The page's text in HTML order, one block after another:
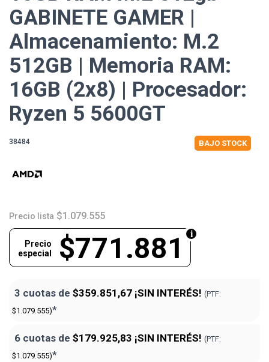
GABINETE GAMER |
Almacenamiento: M.2
512GB | Memoria RAM:
16GB (2x8) | Procesador:
Ryzen 5 5600GT
38484 BAJO STOCK
Precio lista $1.079.555
$771.881
Precio
especial
3 cuotas de $359.851,67 ¡SIN INTERÉS! (PTF:
$1.079.555)*
6 cuotas de $179.925,83 ¡SIN INTERÉS! (PTF:
$1.079.555)*